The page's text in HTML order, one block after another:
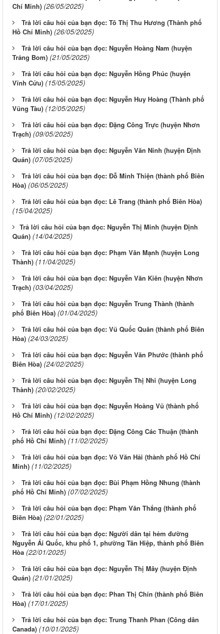
Chí Minh) (26/05/2025)
Trả lời câu hỏi của bạn đọc: Tô Thị Thu Hương (Thành phố
Hồ Chí Minh) (26/05/2025)
Trả lời câu hỏi của bạn đọc: Nguyễn Hoàng Nam (huyện
Trảng Bom) (21/05/2025)
Trả lời câu hỏi của bạn đọc: Nguyễn Hồng Phúc (huyện
Vĩnh Cửu) (15/05/2025)
Trả lời câu hỏi của bạn đọc: Nguyễn Huy Hoàng (Thành phố
Vũng Tàu) (12/05/2025)
Trả lời câu hỏi của bạn đọc: Đặng Công Trực (huyện Nhơn
Trạch) (09/05/2025)
Trả lời câu hỏi của bạn đọc: Nguyễn Văn Ninh (huyện Định
Quán) (07/05/2025)
Trả lời câu hỏi của bạn đọc: Đỗ Minh Thiện (thành phố Biên
Hòa) (06/05/2025)
Trả lời câu hỏi của bạn đọc: Lê Trang (thành phố Biên Hòa)
(15/04/2025)
​Trả lời câu hỏi của bạn đọc: Nguyễn Thị Minh (huyện Định
Quán) (14/04/2025)
Trả lời câu hỏi của bạn đọc: Phạm Văn Mạnh (huyện Long
Thành) (11/04/2025)
Trả lời câu hỏi của bạn đọc: Nguyễn Văn Kiên (huyện Nhơn
Trạch) (03/04/2025)
Trả lời câu hỏi của bạn đọc: Nguyễn Trung Thành (thành
phố Biên Hòa) (01/04/2025)
Trả lời câu hỏi của bạn đọc: Vũ Quốc Quân (thành phố Biên
Hòa) (24/03/2025)
Trả lời câu hỏi của bạn đọc: Nguyễn Văn Phước (thành phố
Biên Hòa) (24/02/2025)
Trả lời câu hỏi của bạn đọc: Nguyễn Thị Nhi (huyện Long
Thành) (20/02/2025)
Trả lời câu hỏi của bạn đọc: Nguyễn Hoàng Vũ (thành phố
Hồ Chí Minh) (12/02/2025)
Trả lời câu hỏi của bạn đọc: Đặng Công Các Thuận (thành
phố Hồ Chí Minh) (11/02/2025)
Trả lời câu hỏi của bạn đọc: Võ Văn Hải (thành phố Hồ Chí
Minh) (11/02/2025)
Trả lời câu hỏi của bạn đọc: Bùi Phạm Hồng Nhung (thành
phố Hồ Chí Minh) (07/02/2025)
Trả lời câu hỏi của bạn đọc: Phạm Văn Thắng (thành phố
Biên Hòa) (22/01/2025)
Trả lời câu hỏi của bạn đọc: Người dân tại hẻm đường
Nguyễn Ái Quốc, khu phố 1, phường Tân Hiệp, thành phố Biên
Hòa (22/01/2025)
Trả lời câu hỏi của bạn đọc: Nguyễn Thị Mây (huyện Định
Quán) (21/01/2025)
Trả lời câu hỏi của bạn đọc: Phan Thị Chín (thành phố Biên
Hòa) (17/01/2025)
Trả lời câu hỏi của bạn đọc: Trung Thanh Phan (Công dân
Canada) (10/01/2025)